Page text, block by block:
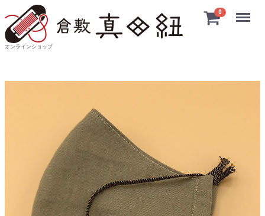
オンラインショップ
0 Menu